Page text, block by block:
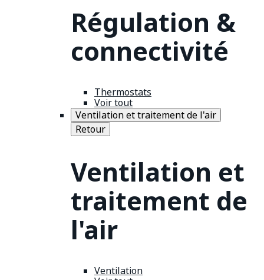
Régulation &
connectivité
Thermostats
Voir tout
Ventilation et traitement de l'air
Retour
Ventilation et
traitement de
l'air
Ventilation